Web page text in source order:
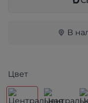
В
Цвет